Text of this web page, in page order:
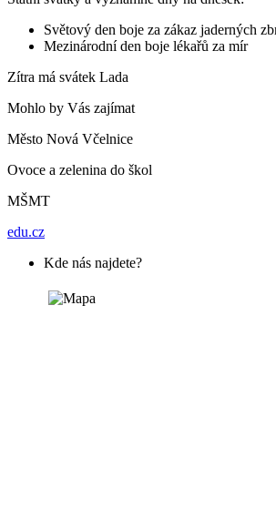
Světový den boje za zákaz jaderných
Mezinárodní den boje lékařů za mír
Zítra má svátek Lada
Mohlo by Vás zajímat
Město Nová Včelnice
Ovoce a zelenina do škol
MŠMT
edu.cz
Kde nás najdete?